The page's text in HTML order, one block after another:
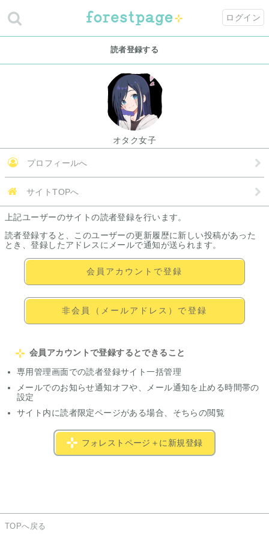
ログイン
読者登録する
オタク女子
プロフィールへ
サイトTOPへ
上記ユーザーのサイトの読者登録を行います。
読者登録すると、このユーザーの更新履歴に新しい投稿があった
とき、登録したアドレスにメールで通知が送られます。
会員アカウントで登録
非会員（メールアドレス）で登録
会員アカウントで登録するとできること
専用管理画面での読者登録サイト一括管理
メールでのお知らせ通知オフや、メール通知を止める時間帯の
設定
サイト内に読者限定ページがある場合、そちらの閲覧
フォレストページ＋に新規登録
TOPへ戻る